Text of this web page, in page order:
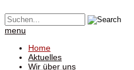
menu
Home
Aktuelles
Wir über uns